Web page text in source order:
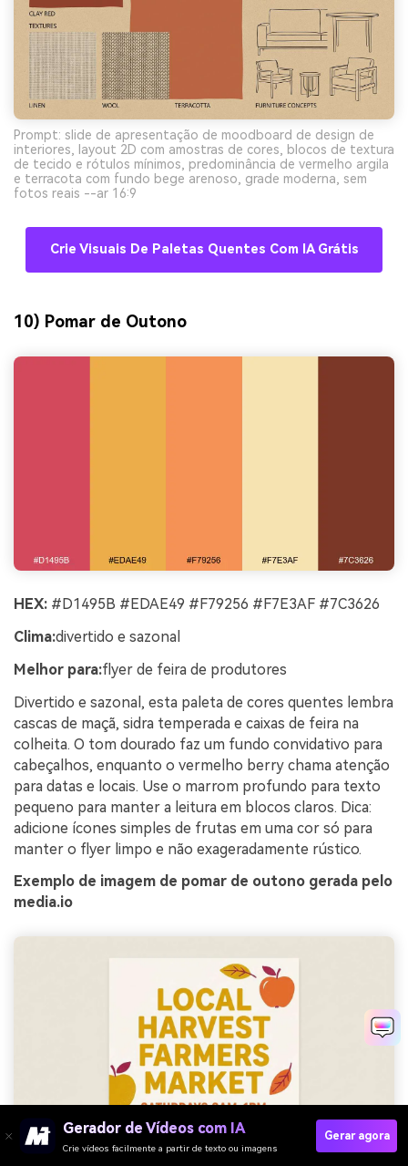
Prompt: slide de apresentação de moodboard de design de
interiores, layout 2D com amostras de cores, blocos de textura
de tecido e rótulos mínimos, predominância de vermelho argila
e terracota com fundo bege arenoso, grade moderna, sem
fotos reais --ar 16:9
Crie Visuais De Paletas Quentes Com IA Grátis
10) Pomar de Outono
HEX: #D1495B #EDAE49 #F79256 #F7E3AF #7C3626
Clima:divertido e sazonal
Melhor para:flyer de feira de produtores
Divertido e sazonal, esta paleta de cores quentes lembra
cascas de maçã, sidra temperada e caixas de feira na
colheita. O tom dourado faz um fundo convidativo para
cabeçalhos, enquanto o vermelho berry chama atenção
para datas e locais. Use o marrom profundo para texto
pequeno para manter a leitura em blocos claros. Dica:
adicione ícones simples de frutas em uma cor só para
manter o flyer limpo e não exageradamente rústico.
Exemplo de imagem de pomar de outono gerada pelo
media.io
Gerador de Vídeos com IA
Crie vídeos facilmente a partir de texto ou imagens
Gerar agora